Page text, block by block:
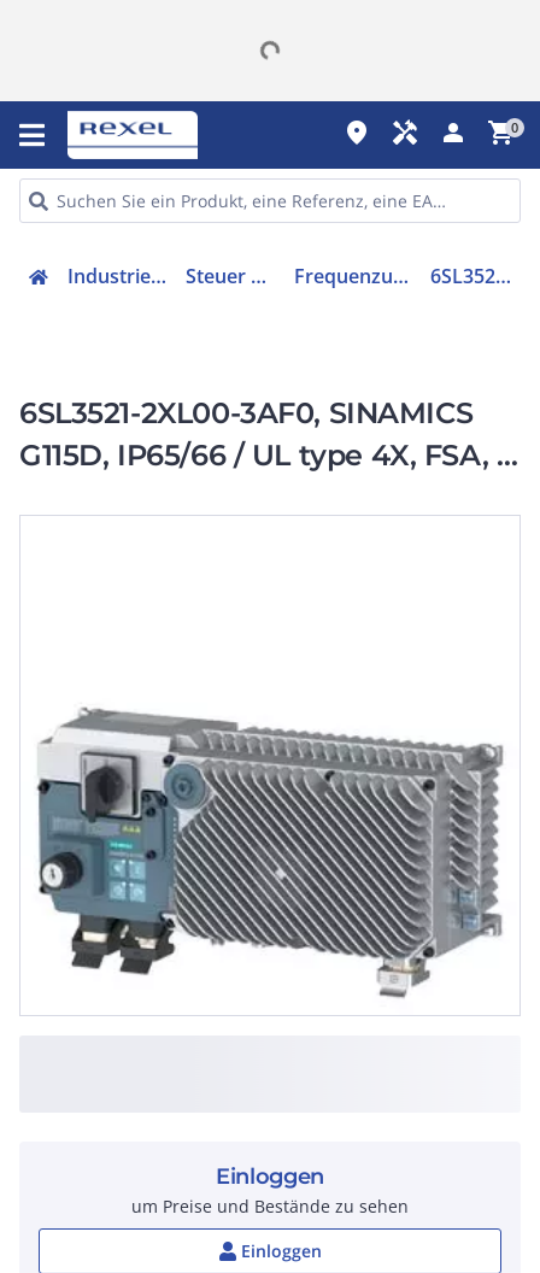
place handyman person shopping_cart0
Industriekomponenten Steuer & Regelgeräte Frequenzumrichter =< 1 kV 6SL35212XL003AF0
6SL3521-2XL00-3AF0, SINAMICS
G115D, IP65/66 / UL type 4X, FSA, 3
Einloggen
um Preise und Bestände zu sehen
Einloggen